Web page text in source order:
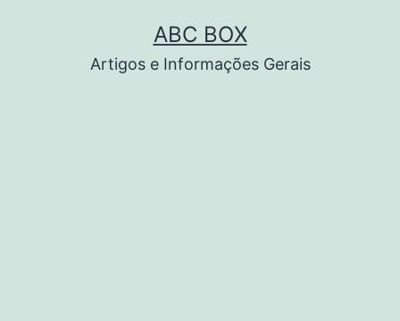
ABC BOX
Artigos e Informações Gerais